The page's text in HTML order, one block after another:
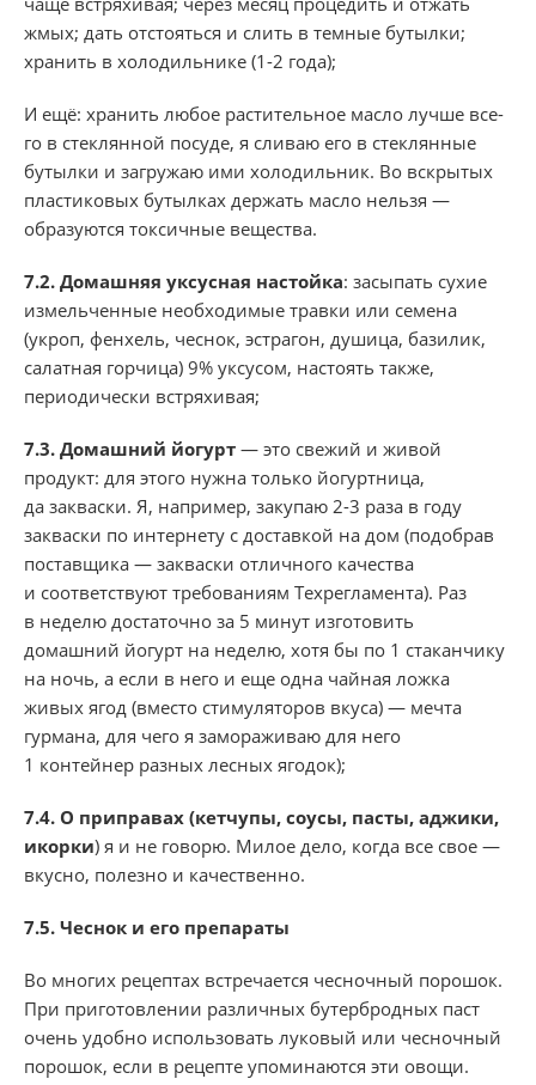
жмых; дать отстояться и слить в темные бутылки;
хранить в холодильнике (1-2 года);
И ещё: хранить любое растительное мас­ло лучше все­
го в стеклянной посуде, я сливаю его в стеклянные
бутылки и загружаю ими холодильник. Во вскрытых
пластиковых бутылках держать масло нельзя —
образуются токсичные вещества.
7.2. Домашняя уксусная настойка: засыпать сухие
измельченные необходимые травки или семена
(укроп, фенхель, чеснок, эстрагон, душица, базилик,
салатная горчица) 9% уксусом, настоять также,
периодически встряхивая;
7.3. Домашний йогурт — это свежий и живой
продукт: для этого нужна только йогуртница,
да закваски. Я, например, закупаю 2-3 раза в году
закваски по интернету с доставкой на дом (подобрав
поставщика — закваски отличного качества
и соответствуют требованиям Техрегламента). Раз
в неделю достаточно за 5 минут изготовить
домашний йогурт на неделю, хотя бы по 1 стаканчику
на ночь, а если в него и еще одна чайная ложка
живых ягод (вместо стимуляторов вкуса) — мечта
гурмана, для чего я замораживаю для него
1 контейнер разных лесных ягодок);
7.4. О приправах (кетчупы, соусы, пасты, аджики,
икорки) я и не говорю. Милое дело, когда все свое —
вкусно, полезно и качественно.
7.5. Чеснок и его препараты
Во многих рецептах встречается чесночный порошок.
При приготовлении различных бутербродных паст
очень удобно использовать луковый или чесночный
порошок, если в рецепте упоминаются эти овощи.